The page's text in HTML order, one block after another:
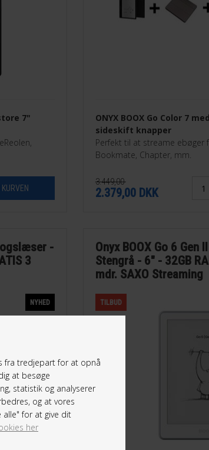
fra tredjepart for at opnå
at besøge
statistik og analyserer
og at vores
alle" for at give dit
her
7"
ONYX BOOX Go Color 7
sideskift knapper
Perfekt til at streame ebøger
Bookmate, Chapter, mm.
3.449,00
2.379,00 DKK
-
3
NYHED
Onyx BOOX Go 6
Stengrå - 6" - 32GB
mdr. SAXO Streaming
TILBUD